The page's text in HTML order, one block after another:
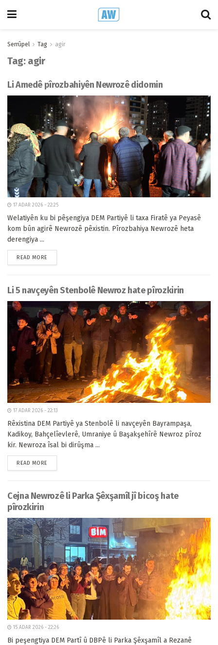
Serrûpel Tag agir
Tag: agir
Li Amedê pîrozbahiyên Newrozê didomin
17 ADAR 2026 - 22:25
Welatiyên ku bi pêşengiya DEM Partiyê li taxa Firatê ya Peyasê
kom bûn agirê Newrozê pêxistin. Pîrozbahiya Newrozê heta
derengiya ...
READ MORE
Li 5 navçeyên Stenbolê Newroz hate pîrozkirin
17 ADAR 2026 - 22:13
Rêxistina DEM Partiyê ya Stenbolê li navçeyên Bayrampaşa,
Kadikoy, Bahçelîevlerê, Umraniye û Başakşehîrê Newroz pîroz
kir. Newroza îsal bi dirûşma ...
READ MORE
Cejna Newrozê li Parka Şêxşamîl jî bicoş hate
pîrozkirin
15 ADAR 2026 - 22:26
Bi peşengtiya DEM Partî û DBPê li Parka Şêxşamîl a Rezanê